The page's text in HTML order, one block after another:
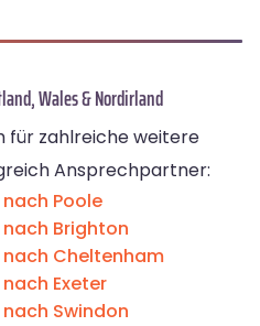
Wales & Nordirland
für zahlreiche weitere
Ansprechpartner:
Poole
Brighton
nach Cheltenham
Exeter
Swindon